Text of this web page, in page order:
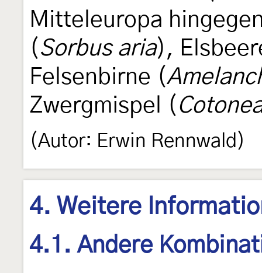
Mitteleuropa
( Sorbus aria),
Felsenbirne (
Zwergmispel (
(Autor: Erwin Rennwald)
4. Weitere
4.1. Andere